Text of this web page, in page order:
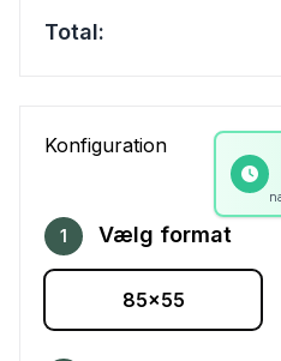
Total:
Konfiguration
1 Vælg format
85x55